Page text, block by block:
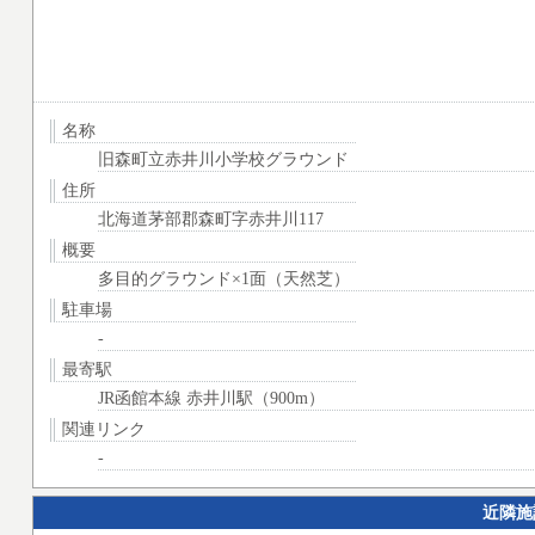
名称
旧森町立赤井川小学校グラウンド
住所
北海道茅部郡森町字赤井川117
概要
多目的グラウンド×1面（天然芝）
駐車場
-
最寄駅
JR函館本線 赤井川駅（900m）
関連リンク
-
近隣